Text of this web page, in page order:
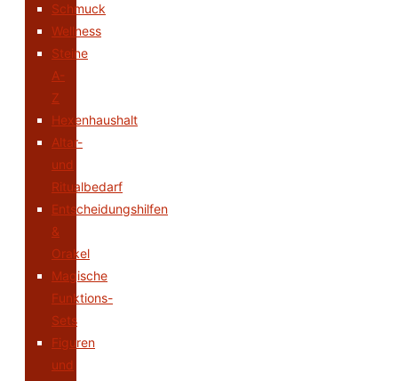
Schmuck
Wellness
Steine
A-
Z
Hexenhaushalt
Altar-
und
Ritualbedarf
Entscheidungshilfen
&
Orakel
Magische
Funktions-
Sets
Figuren
und